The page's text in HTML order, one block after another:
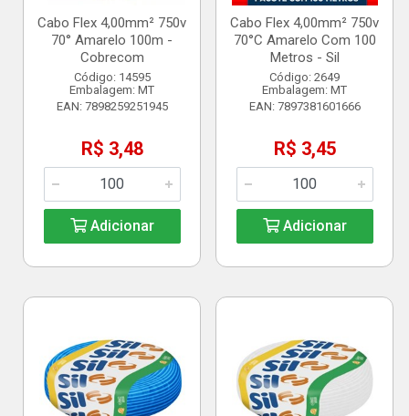
Cabo Flex 4,00mm² 750v
70° Amarelo 100m -
Cobrecom
Código: 14595
Embalagem: MT
EAN: 7898259251945
R$ 3,48
Adicionar
Cabo Flex 4,00mm² 750v
70°C Amarelo Com 100
Metros - Sil
Código: 2649
Embalagem: MT
EAN: 7897381601666
R$ 3,45
Adicionar